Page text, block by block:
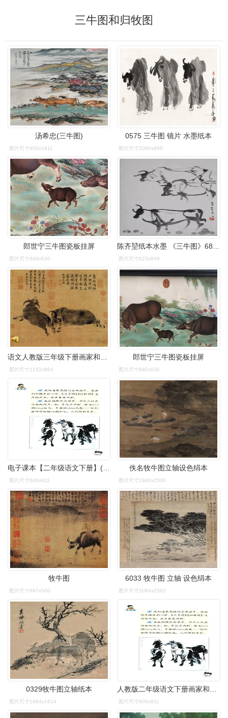
三牛图和归牧图
汤希忠(三牛图)
图片尺寸900x1811
0575 三牛图 镜片 水墨纸本
图片尺寸2000x888
郎世宁三牛图瓷板挂屏
图片尺寸840x630
陈齐堃纸本水墨 《三牛图》68x43mm2014年返回搜狐,查看更多
图片尺寸623x809
图片尺寸1152x864
郎世宁三牛图瓷板挂屏
图片尺寸840x630
图片尺寸600x911
佚名牧牛图立轴设色绢本
图片尺寸1940x2500
牧牛图
图片尺寸697x500
6033 牧牛图 立轴 设色绢本
图片尺寸1084x2362
0329牧牛图立轴纸本
图片尺寸1684x1614 图片尺寸600x911